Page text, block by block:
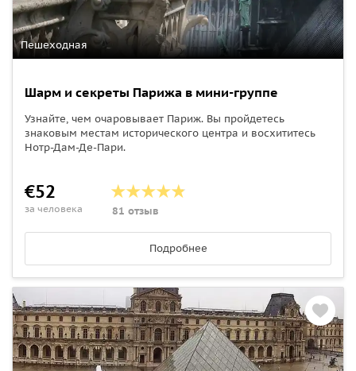
Пешеходная
Шарм и секреты Парижа в мини-группе
Узнайте, чем очаровывает Париж. Вы пройдетесь
знаковым местам исторического центра и восхититесь
Нотр-Дам-Де-Пари.
€52
за человека 81 отзыв
Подробнее